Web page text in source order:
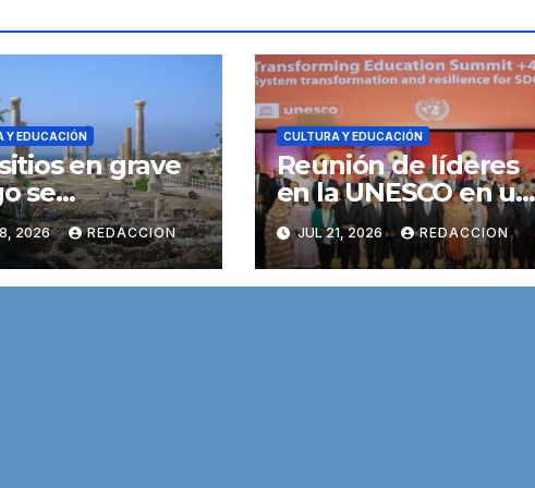
Y EDUCACIÓN
en grave
se
a la Lista
en Peligro
2026 REDACCION
CULTURA Y EDUCACIÓN
Reunión de líderes
en la UNESCO en un
contexto en que 113
países gastan más
en deuda que en
JUL 21, 2026 REDACCION